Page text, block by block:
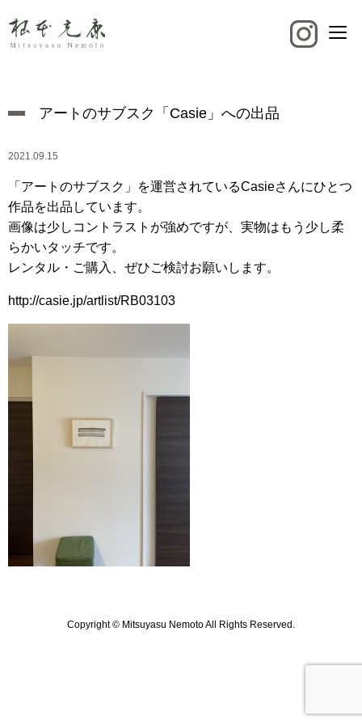
アートのサブスク「Casie」への出品
2021.09.15
「アートのサブスク」を運営されているCasieさんにひとつ
作品を出品しています。
画像は少しコントラストが強めですが、実物はもう少し柔
らかいタッチです。
レンタル・ご購入、ぜひご検討お願いします。
http://casie.jp/artlist/RB03103
Copyright © Mitsuyasu Nemoto All Rights Reserved.